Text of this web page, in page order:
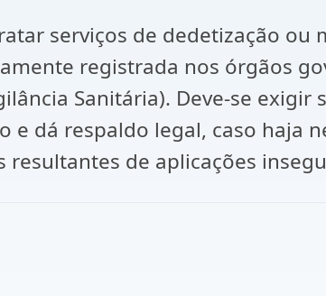
serviços de dedetização ou
registrada nos órgãos
Sanitária). Deve-se
e dá respaldo legal, caso haja
de aplicações